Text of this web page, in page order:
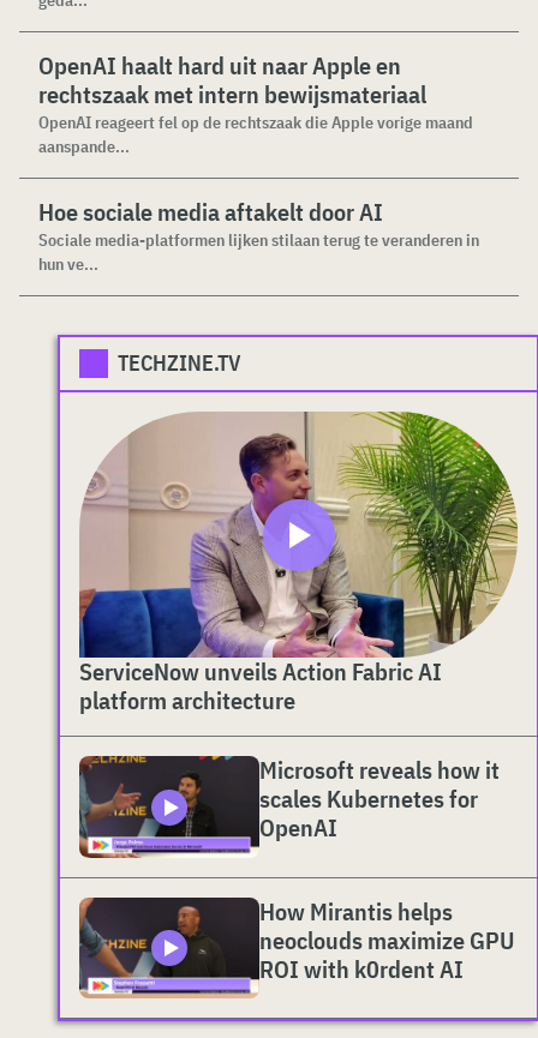
OpenAI haalt hard uit naar Apple en
rechtszaak met intern bewijsmateriaal
OpenAI reageert fel op de rechtszaak die Apple vorige maand
aanspande...
Hoe sociale media aftakelt door AI
Sociale media-platformen lijken stilaan terug te veranderen in
hun ve...
TECHZINE.TV
ServiceNow unveils Action Fabric AI
platform architecture
Microsoft reveals how it
scales Kubernetes for
OpenAI
How Mirantis helps
neoclouds maximize GPU
ROI with k0rdent AI